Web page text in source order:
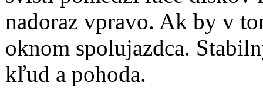
nadoraz vpravo. Ak by v
oknom spolujazdca.
kľud a pohoda.